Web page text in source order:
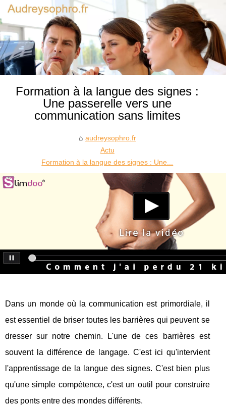
Formation à la langue des signes :
Une passerelle vers une
communication sans limites
audreysophro.fr
Actu
Formation à la langue des signes : Une...
Dans un monde où la communication est primordiale, il
est essentiel de briser toutes les barrières qui peuvent se
dresser sur notre chemin. L'une de ces barrières est
souvent la différence de langage. C'est ici qu'intervient
l'apprentissage de la langue des signes. C'est bien plus
qu'une simple compétence, c'est un outil pour construire
des ponts entre des mondes différents.